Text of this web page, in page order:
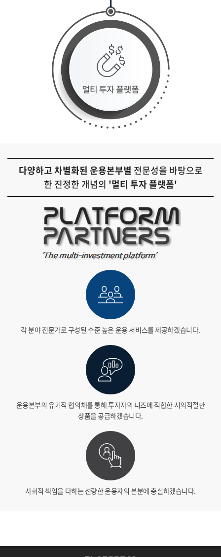
다양하고 차별화된 운용본부별 전문성을 바탕으로
한 진정한 개념의 '멀티 투자 플랫폼'
각 분야 전문가로 구성된 수준 높은 운용 서비스를 제공하겠습니다.
운용본부의 유기적 협의체를 통해 투자자의 니즈에 적합한 시의적절한
상품을 공급하겠습니다.
사회적 책임을 다하는 선량한 운용자의 본분에 충실하겠습니다.